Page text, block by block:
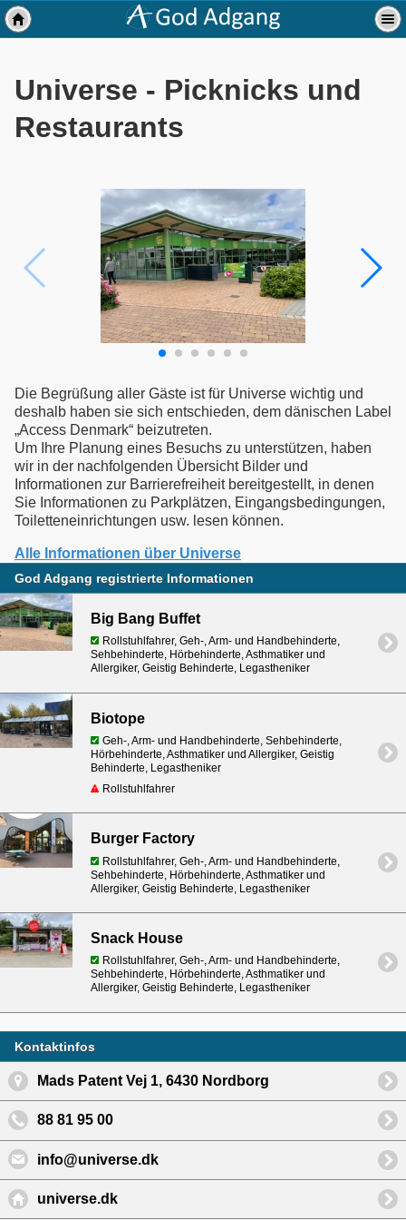
Universe - Picknicks und
Restaurants
Die Begrüßung aller Gäste ist für Universe wichtig und
deshalb haben sie sich entschieden, dem dänischen Label
„Access Denmark“ beizutreten.
Um Ihre Planung eines Besuchs zu unterstützen, haben
wir in der nachfolgenden Übersicht Bilder und
Informationen zur Barrierefreiheit bereitgestellt, in denen
Sie Informationen zu Parkplätzen, Eingangsbedingungen,
Toiletteneinrichtungen usw. lesen können.
Alle Informationen über Universe
God Adgang registrierte Informationen
Big Bang Buffet
Rollstuhlfahrer, Geh-, Arm- und Handbehinderte,
Sehbehinderte, Hörbehinderte, Asthmatiker und
Allergiker, Geistig Behinderte, Legastheniker
Biotope
Geh-, Arm- und Handbehinderte, Sehbehinderte,
Hörbehinderte, Asthmatiker und Allergiker, Geistig
Behinderte, Legastheniker
Rollstuhlfahrer
Burger Factory
Rollstuhlfahrer, Geh-, Arm- und Handbehinderte,
Sehbehinderte, Hörbehinderte, Asthmatiker und
Allergiker, Geistig Behinderte, Legastheniker
Snack House
Rollstuhlfahrer, Geh-, Arm- und Handbehinderte,
Sehbehinderte, Hörbehinderte, Asthmatiker und
Allergiker, Geistig Behinderte, Legastheniker
Kontaktinfos
Mads Patent Vej 1, 6430 Nordborg
88 81 95 00
info@universe.dk
universe.dk